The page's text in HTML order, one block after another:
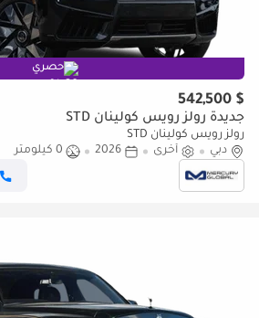
حصري
$ 542,500
جديدة رولز رويس كولينان STD
رولز رويس كولينان STD
دبي
أخرى 2026
0 كيلومتر